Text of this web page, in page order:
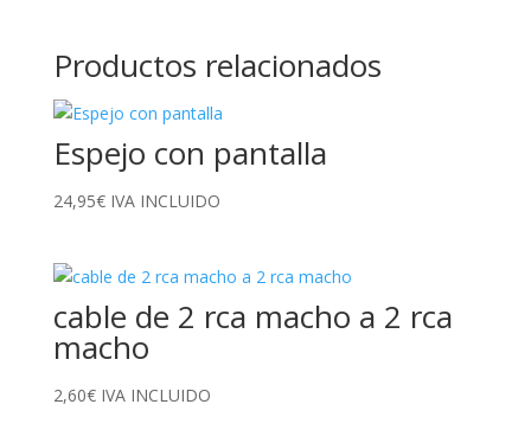
era:
es:
Productos relacionados
Espejo con pantalla
24,95€ IVA INCLUIDO
cable de 2 rca macho a 2 rca
macho
2,60€ IVA INCLUIDO